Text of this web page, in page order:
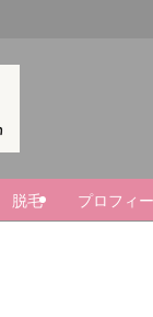
脱毛 プロフィ